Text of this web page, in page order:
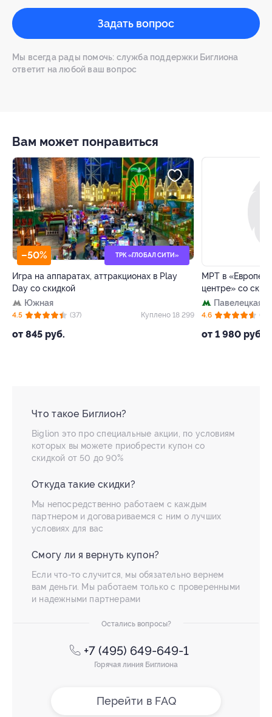
Задать вопрос
Мы всегда рады помочь: служба поддержки Биглиона
ответит на любой ваш вопрос
Вам может понравиться
–50% ТРК «ГЛОБАЛ СИТИ»
Игра на аппаратах, аттракционах в Play
Day со скидкой
Южная
от 845 руб.
4.5 (37) Куплено 18 299
МРТ в
центре» со
Павелецкая
от 1 980 руб.
4.6 (73)
Что такое Биглион?
Biglion это про специальные акции, по условиям
которых вы можете приобрести купон со
скидкой от 50 до 90%
Откуда такие скидки?
Мы непосредственно работаем с каждым
партнером и договариваемся с ним о лучших
условиях для вас
Смогу ли я вернуть купон?
Если что-то случится, мы обязательно вернем
вам деньги. Мы работаем только с проверенными
и надежными партнерами
Остались вопросы?
+7 (495) 649-649-1
Горячая линия Биглиона
Перейти в FAQ